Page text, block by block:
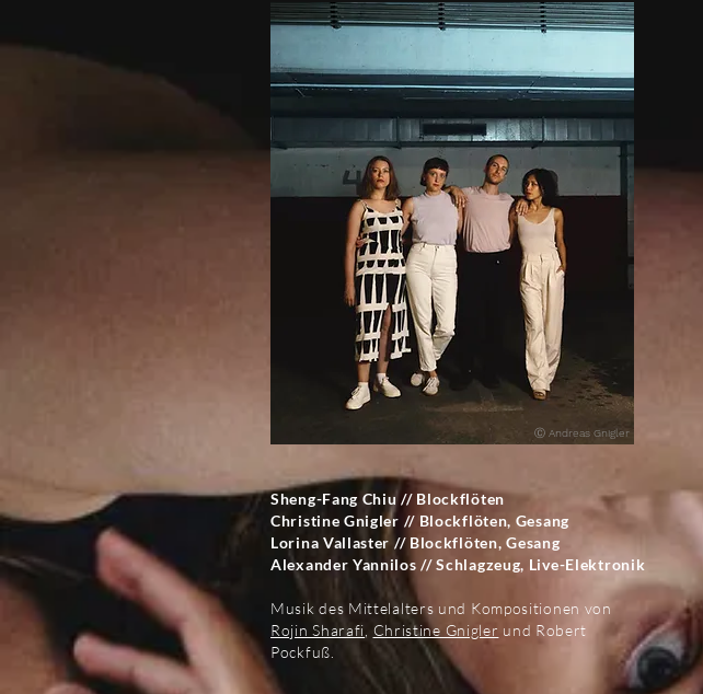
Ⓒ Andreas Gnigler
Sheng-Fang Chiu // Blockflöten
Christine Gnigler // Blockflöten, Gesang
Lorina Vallaster // Blockflöten, Gesang
Alexander Yannilos // Schlagzeug, Live-Elektronik
Musik des Mittelalters und Kompositionen von
Rojin Sharafi Christine Gnigler und Robert
Pockfuß.